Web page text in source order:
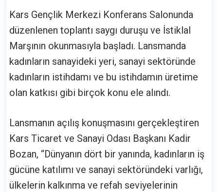
Kars Gençlik Merkezi Konferans Salonunda
düzenlenen toplantı saygı duruşu ve İstiklal
Marşının okunmasıyla başladı. Lansmanda
kadınların sanayideki yeri, sanayi sektöründe
kadınların istihdamı ve bu istihdamın üretime
olan katkısı gibi birçok konu ele alındı.
Lansmanın açılış konuşmasını gerçekleştiren
Kars Ticaret ve Sanayi Odası Başkanı Kadir
Bozan, “Dünyanın dört bir yanında, kadınların iş
gücüne katılımı ve sanayi sektöründeki varlığı,
ülkelerin kalkınma ve refah seviyelerinin